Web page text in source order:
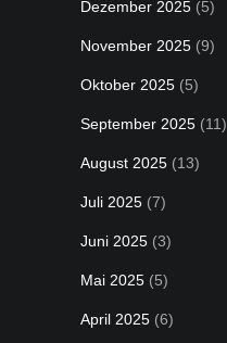
Dezember 2025 (5)
November 2025 (9)
Oktober 2025 (5)
September 2025 (11)
August 2025 (13)
Juli 2025 (7)
Juni 2025 (3)
Mai 2025 (5)
April 2025 (6)